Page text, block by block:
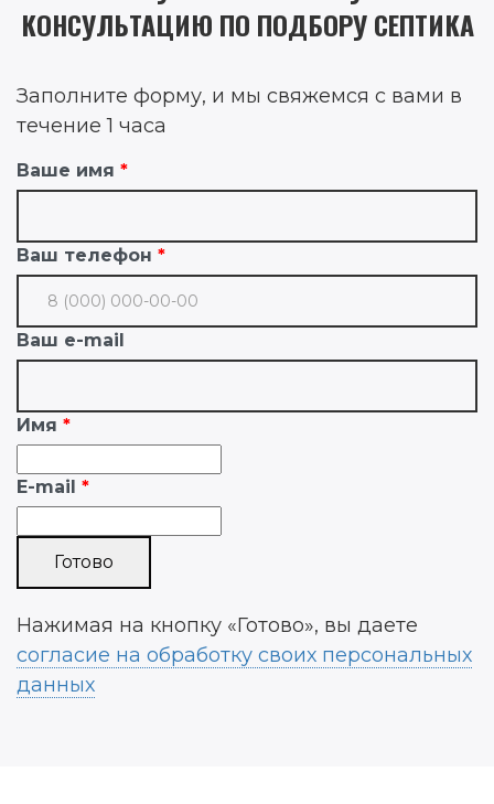
КОНСУЛЬТАЦИЮ ПО ПОДБОРУ СЕПТИКА
Заполните форму, и мы свяжемся с вами в
течение 1 часа
Ваше имя
Ваш телефон
Ваш e-mail
Имя
E-mail
Нажимая на кнопку «Готово», вы даете
согласие на обработку своих персональных
данных